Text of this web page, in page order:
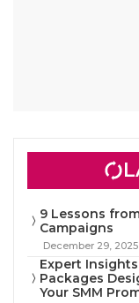
9 Lessons
Campaigns
December 29, 2025
Expert
Packages
Your SMM